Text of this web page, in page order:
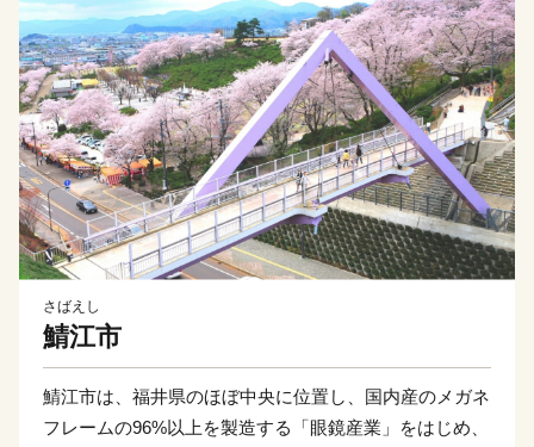
さばえし
鯖江市
鯖江市は、福井県のほぼ中央に位置し、国内産のメガネ
フレームの96%以上を製造する「眼鏡産業」をはじめ、